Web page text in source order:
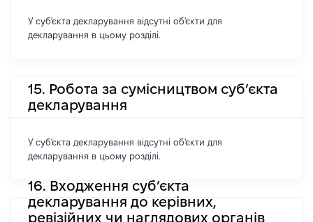
У суб'єкта декларування відсутні об'єкти для
декларування в цьому розділі.
15. Робота за сумісництвом суб’єкта
декларування
У суб'єкта декларування відсутні об'єкти для
декларування в цьому розділі.
16. Входження суб’єкта
декларування до керівних,
ревізійних чи наглядових органів